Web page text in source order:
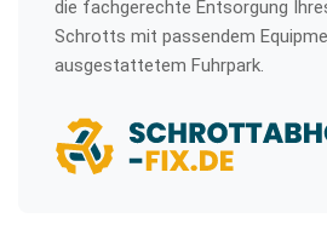
die fachgerechte Entsorgung
Schrotts mit passendem
ausgestattetem Fuhrpark.